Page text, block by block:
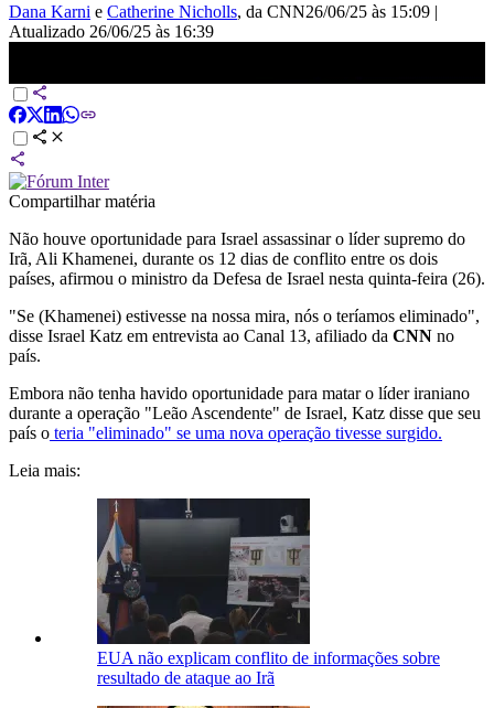
Dana Karni e Catherine Nicholls, da CNN26/06/25 às 15:09 |
Atualizado 26/06/25 às 16:39
Compartilhar matéria
Não houve oportunidade para Israel assassinar o líder supremo do
Irã, Ali Khamenei, durante os 12 dias de conflito entre os dois
países, afirmou o ministro da Defesa de Israel nesta quinta-feira (26).
"Se (Khamenei) estivesse na nossa mira, nós o teríamos eliminado",
disse Israel Katz em entrevista ao Canal 13, afiliado da CNN no
país.
Embora não tenha havido oportunidade para matar o líder iraniano
durante a operação "Leão Ascendente" de Israel, Katz disse que seu
país o teria "eliminado" se uma nova operação tivesse surgido.
Leia mais:
EUA não explicam conflito de informações sobre
resultado de ataque ao Irã